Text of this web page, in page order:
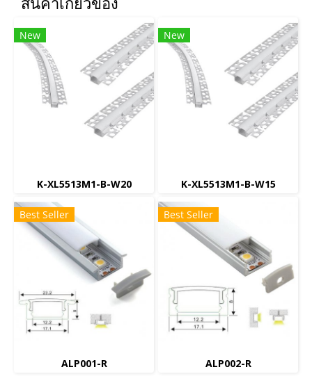
New
K-XL5513M1-B-W20
New
K-XL5513M1-B-W15
Best Seller
ALP001-R
Best Seller
ALP002-R